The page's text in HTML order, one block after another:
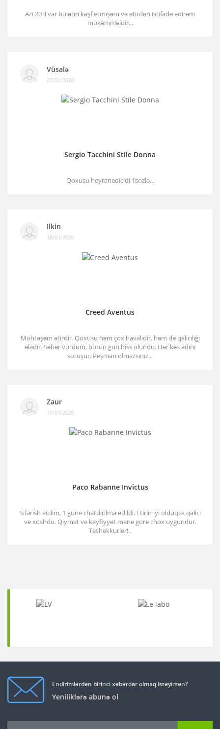
Azı 20 il var bu ətiri kəşf etmişəm və ətirdən istifadə edirəm
mükəmməldir...
Vüsalə
27/01/2026
Sergio Tacchini Stile Donna
Qoxusu heyranedicidi 1sozlə...
Ilkin
18/01/2026
Creed Aventus
Möhtəşəm ətirdir. Qoxusu həm çox havalıdır, həm də qalıcılığı
əladır. Səhər vurdum, bütün gün hiss olundu. Hər kəs adını
soruşur. Peşman olmazsınız...
Zaur
16/01/2026
Paco Rabanne Invictus
Sifarish etdim, 1 gune chatdirilma edildi. Etirin iyi olduqca qalici
ve xoshdu. Qiymet ve keyfiyyet mene gore chox uygundur.
Teshekkurler!..
Endirimlərdən birinci xəbərdar olmaq istəyirsən?
Yeniliklərə abunə ol